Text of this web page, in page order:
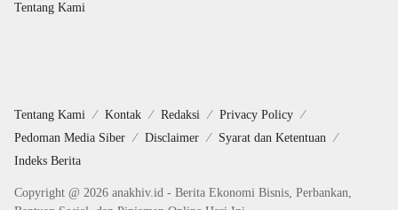
Tentang Kami
Tentang Kami Kontak Redaksi
Privacy Policy
Pedoman Media Siber
Disclaimer
Syarat dan Ketentuan
Indeks Berita
Copyright @ 2026 anakhiv.id - Berita Ekonomi Bisnis, Perbankan,